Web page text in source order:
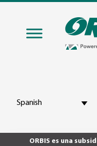
Spanish
ORBIS es una